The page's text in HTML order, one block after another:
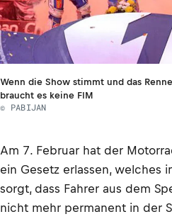
Wenn die Show stimmt und das
braucht es keine FIM
© PABIJAN
Am 7. Februar hat der
ein Gesetz erlassen, welches
sorgt, dass Fahrer aus dem
nicht mehr permanent in der